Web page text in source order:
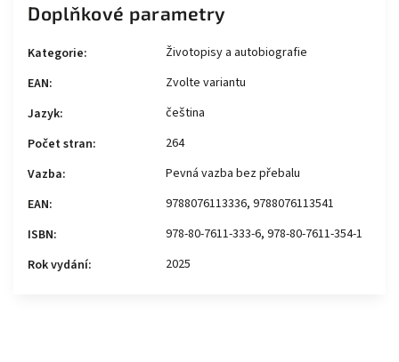
Doplňkové parametry
Kategorie:
Životopisy a autobiografie
EAN:
Zvolte variantu
Jazyk:
čeština
Počet stran:
264
Vazba:
Pevná vazba bez přebalu
EAN:
9788076113336, 9788076113541
ISBN:
978-80-7611-333-6, 978-80-7611-354-1
Rok vydání: 2025